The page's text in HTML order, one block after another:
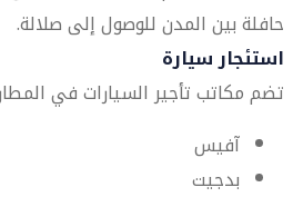
حافلة بين المدن للوصول إلى صلالة.
استئجار سيارة
تضم مكاتب تأجير السيارات في
آفيس
بدجيت